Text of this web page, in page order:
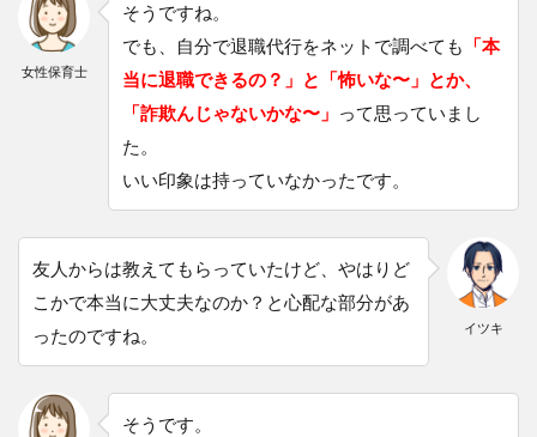
女性保育士
そうですね。
でも、自分で退職代行をネットで調べても
「本
当に退職できるの？」と「怖いな〜」とか、
「詐欺んじゃないかな〜」 って思っていまし
た。
いい印象は持っていなかったです。
イツキ
友人からは教えてもらっていたけど、やはりど
こかで本当に大丈夫なのか？と心配な部分があ
ったのですね。
そうです。